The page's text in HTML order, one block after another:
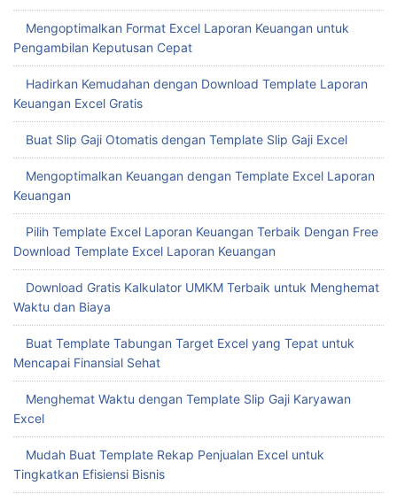
Mengoptimalkan Format Excel Laporan Keuangan untuk
Pengambilan Keputusan Cepat
Hadirkan Kemudahan dengan Download Template Laporan
Keuangan Excel Gratis
Buat Slip Gaji Otomatis dengan Template Slip Gaji Excel
Mengoptimalkan Keuangan dengan Template Excel Laporan
Keuangan
Pilih Template Excel Laporan Keuangan Terbaik Dengan Free
Download Template Excel Laporan Keuangan
Download Gratis Kalkulator UMKM Terbaik untuk Menghemat
Waktu dan Biaya
Buat Template Tabungan Target Excel yang Tepat untuk
Mencapai Finansial Sehat
Menghemat Waktu dengan Template Slip Gaji Karyawan
Excel
Mudah Buat Template Rekap Penjualan Excel untuk
Tingkatkan Efisiensi Bisnis